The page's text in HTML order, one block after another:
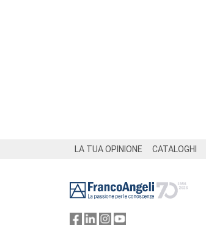
LA TUA OPINIONE CATALOGHI